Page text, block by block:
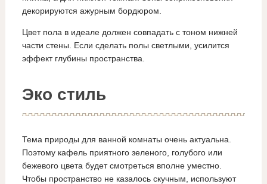
декорируются ажурным бордюром.
Цвет пола в идеале должен совпадать с тоном нижней
части стены. Если сделать полы светлыми, усилится
эффект глубины пространства.
Эко стиль
Тема природы для ванной комнаты очень актуальна.
Поэтому кафель приятного зеленого, голубого или
бежевого цвета будет смотреться вполне уместно.
Чтобы пространство не казалось скучным, используют